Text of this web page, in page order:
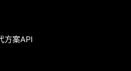
方案API